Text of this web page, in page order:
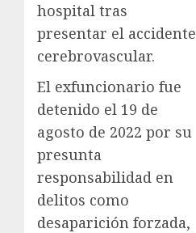
hospital tras
presentar el accidente
cerebrovascular.
El exfuncionario fue
detenido el 19 de
agosto de 2022 por su
presunta
responsabilidad en
delitos como
desaparición forzada,